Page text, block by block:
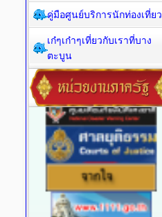
คู่มือศูนย์บริการนักท่องเที่ยว
เก๋ๆเก๋าๆเที่ยวกับเราที่บาง
ตะบูน